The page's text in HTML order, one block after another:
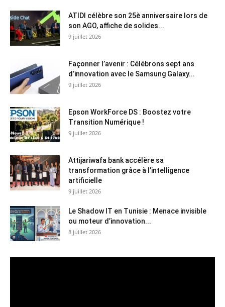
ATIDI célèbre son 25è anniversaire lors de
son AGO, affiche de solides...
9 juillet 2026
Façonner l’avenir : Célébrons sept ans
d’innovation avec le Samsung Galaxy...
9 juillet 2026
Epson WorkForce DS : Boostez votre
Transition Numérique !
9 juillet 2026
Attijariwafa bank accélère sa
transformation grâce à l’intelligence
artificielle
9 juillet 2026
Le Shadow IT en Tunisie : Menace invisible
ou moteur d’innovation...
8 juillet 2026